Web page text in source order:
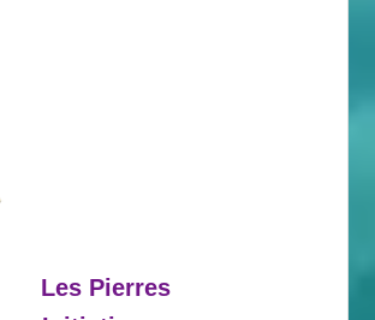
Les Pierres